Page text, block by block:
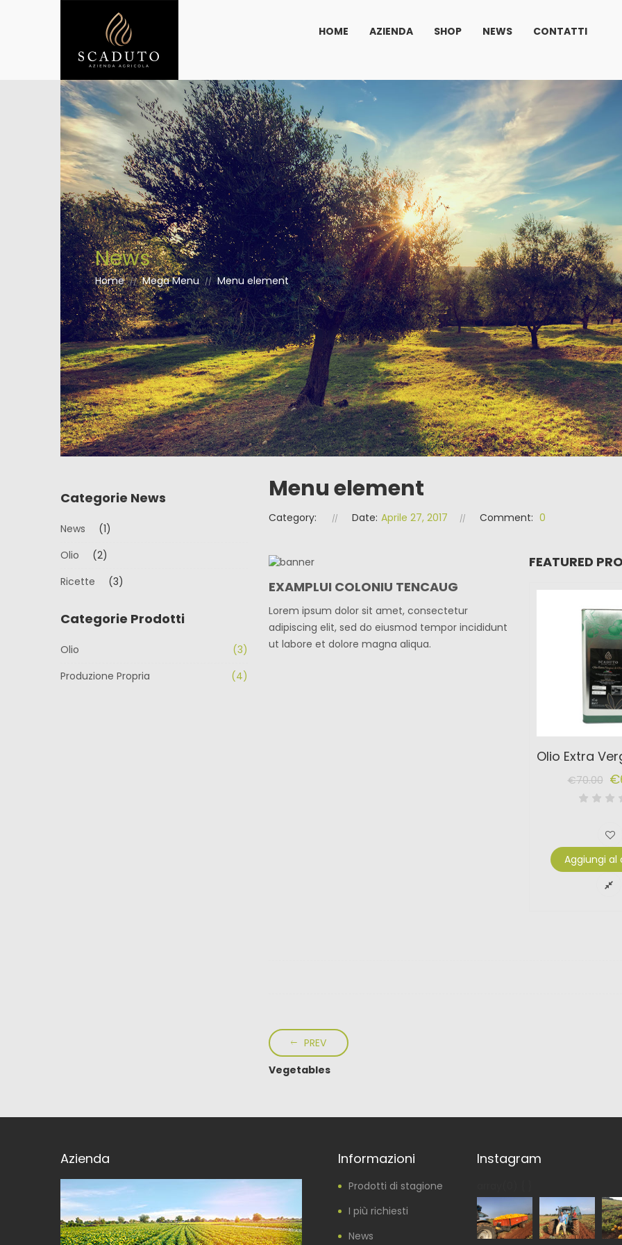
HOME AZIENDA SHOP NEWS CONTATTI
News
Home // Mega Menu // Menu element
Categorie News
News
(1)
Olio
(2)
Ricette
(3)
Categorie Prodotti
Olio
(3)
Produzione Propria
(4)
Menu element
Category: Date: Aprile 27, 2017 Comment: 0
EXAMPLUI COLONIU TENCAUG
Lorem ipsum dolor sit amet, consectetur
adipiscing elit, sed do eiusmod tempor incididunt
ut labore et dolore magna aliqua.
FEATURED
€70.00
era:
€70.00.
€
€60.00.
Aggiungi al
PREV
Vegetables
Azienda Informazioni
Prodotti di stagione
I più richiesti
News
Instagram